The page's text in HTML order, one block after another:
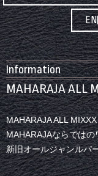
Information
MAHARAJA ALL
MAHARAJA ALL MIXXX
MAHARAJAならでは
新旧オールジャンルパ